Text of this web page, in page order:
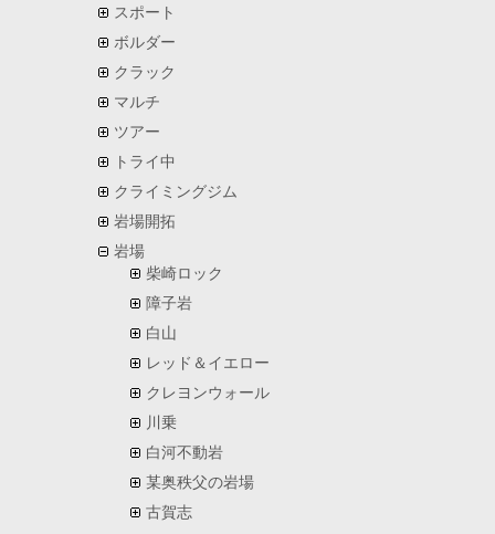
スポート
ボルダー
クラック
マルチ
ツアー
トライ中
クライミングジム
岩場開拓
岩場
柴崎ロック
障子岩
白山
レッド＆イエロー
クレヨンウォール
川乗
白河不動岩
某奥秩父の岩場
古賀志